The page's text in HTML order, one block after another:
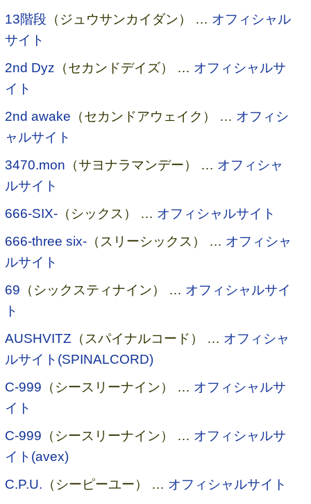
13階段 （ジュウサンカイダン） … オフィシャル
サイト
2nd Dyz （セカンドデイズ） … オフィシャルサ
イト
2nd awake （セカンドアウェイク） … オフィシ
ャルサイト
3470.mon （サヨナラマンデー） … オフィシャ
ルサイト
666-SIX- （シックス） … オフィシャルサイト
666-three six- （スリーシックス） … オフィシャ
ルサイト
69 （シックスティナイン） … オフィシャルサイ
ト
AUSHVITZ （スパイナルコード） … オフィシャ
ルサイト(SPINALCORD)
C-999 （シースリーナイン） … オフィシャルサ
イト
C-999 （シースリーナイン） … オフィシャルサ
イト(avex)
C.P.U. （シーピーユー） … オフィシャルサイト